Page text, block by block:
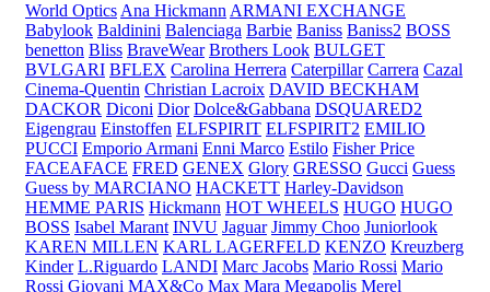
World Optics Ana Hickmann ARMANI EXCHANGE
Babylook Baldinini Balenciaga Barbie Baniss Baniss2 BOSS
benetton Bliss BraveWear Brothers Look BULGET
BVLGARI BFLEX Carolina Herrera Caterpillar Carrera Cazal
Cinema-Quentin Christian Lacroix DAVID BECKHAM
DACKOR Diconi Dior Dolce&Gabbana DSQUARED2
Eigengrau Einstoffen ELFSPIRIT ELFSPIRIT2 EMILIO
PUCCI Emporio Armani Enni Marco Estilo Fisher Price
FACEAFACE FRED GENEX Glory GRESSO Gucci Guess
Guess by MARCIANO HACKETT Harley-Davidson
HEMME PARIS Hickmann HOT WHEELS HUGO HUGO
BOSS Isabel Marant INVU Jaguar Jimmy Choo Juniorlook
KAREN MILLEN KARL LAGERFELD KENZO Kreuzberg
Kinder L.Riguardo LANDI Marc Jacobs Mario Rossi Mario
Rossi Giovani MAX&Co Max Mara Megapolis Merel